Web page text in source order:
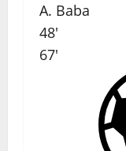
A. Baba
48'
67'